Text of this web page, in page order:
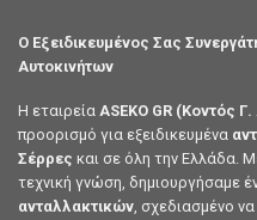
Ο Εξειδικευμένος Σας
Αυτοκινήτων
Η εταιρεία ASEKO GR (Κοντός
προορισμό για εξειδικευμένα
Σέρρες και σε όλη την Ελλάδα.
τεχνική γνώση, δημιουργήσαμε
ανταλλακτικών , σχεδιασμένο